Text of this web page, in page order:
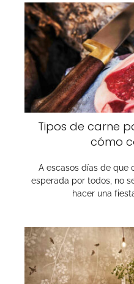
Tipos de carne
cómo
A escasos días de que
esperada por todos, no
hacer una